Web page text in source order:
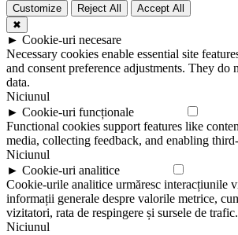
Customize Reject All
Accept All
✖
► Cookie-uri necesare
Necessary cookies enable essential site
and consent preference adjustments. They do
data.
Niciunul
► Cookie-uri funcționale
Functional cookies support features like
media, collecting feedback, and enabling
Niciunul
► Cookie-uri analitice
Cookie-urile analitice urmăresc interacțiunile
informații generale despre valorile metrice,
vizitatori, rata de respingere și sursele de trafic.
Niciunul